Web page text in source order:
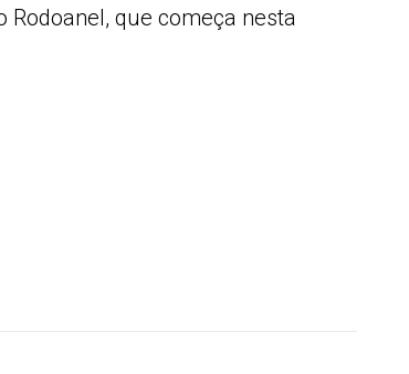
Rodoanel, que começa nesta